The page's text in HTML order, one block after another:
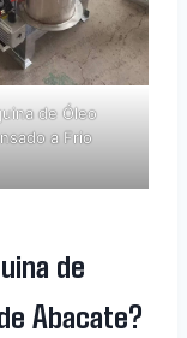
de Óleo
a Frio
de
Abacate?